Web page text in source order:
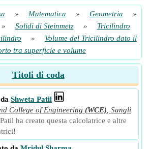
» Matematica » Geometria
»
» Solidi di Steinmetz »
Tricilindro
»
Volume del Tricilindro dato il
tra superficie e volume
Titoli di coda
Shweta Patil
College of Engineering (WCE) Sangli
ha creato questa calcolatrice e altre